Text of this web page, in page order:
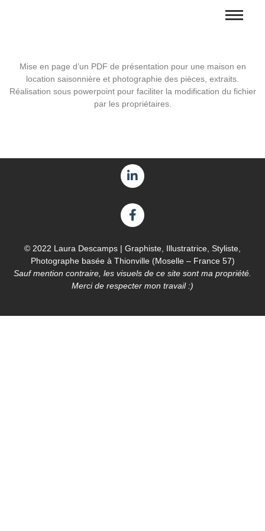
Mise en page d’un PDF de présentation pour une maison en
location saisonnière et photographie des pièces, extraits.
Réalisation sous powerpoint pour faciliter la modification du fichier
par les propriétaires.
© 2022 Laura Descamps | Graphiste, Illustratrice, Styliste,
Photographe basée à Thionville (Moselle – France 57)
Sauf mention contraire, les visuels de ce site sont ma propriété.
Merci de respecter mon travail :)